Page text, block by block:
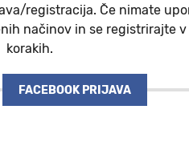
registracija. Če nimate
načinov in se registrirajte
korakih.
FACEBOOK PRIJAVA